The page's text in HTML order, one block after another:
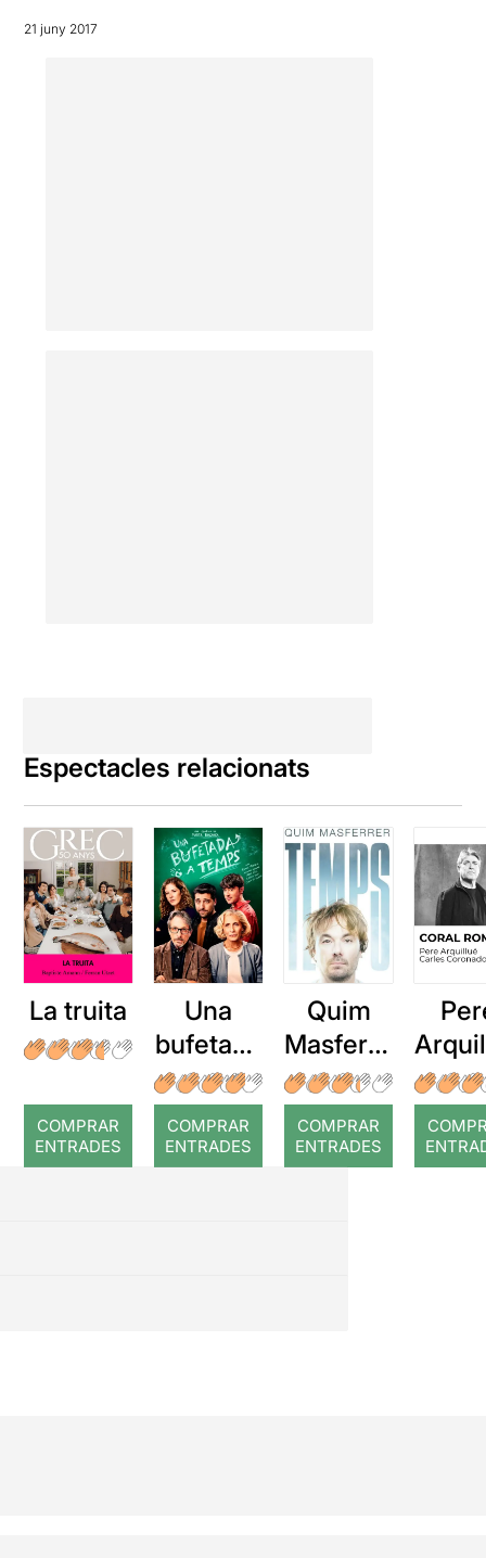
21 juny 2017
Espectacles relacionats
La truita
COMPRAR
ENTRADES
Una
bufetada
a temps
COMPRAR
ENTRADES
Quim
Masferre
r: Temps
COMPRAR
ENTRADES
: